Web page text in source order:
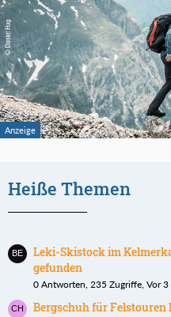
Heiße Themen
Leki-Skistock im
gefunden
0 Antworten, 235 Zugriffe, Vor 3
Bergschuh für Felstouren